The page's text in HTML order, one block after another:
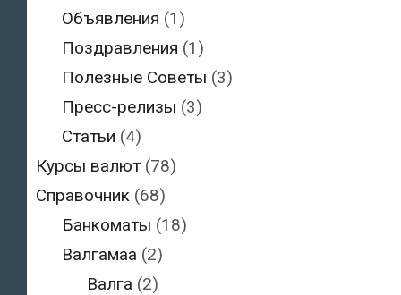
Объявления (1)
Поздравления (1)
Полезные Советы (3)
Пресс-релизы (3)
Статьи (4)
Курсы валют (78)
Справочник (68)
Банкоматы (18)
Валгамаа (2)
Валга (2)